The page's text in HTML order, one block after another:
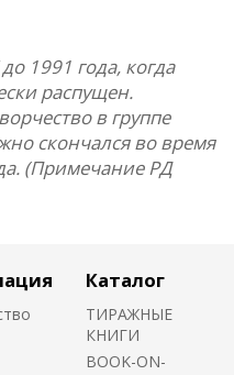
1991 года, когда
распущен.
в группе
скончался во время
(Примечание РД
Каталог
ТИРАЖНЫЕ
КНИГИ
BOOK-ON-